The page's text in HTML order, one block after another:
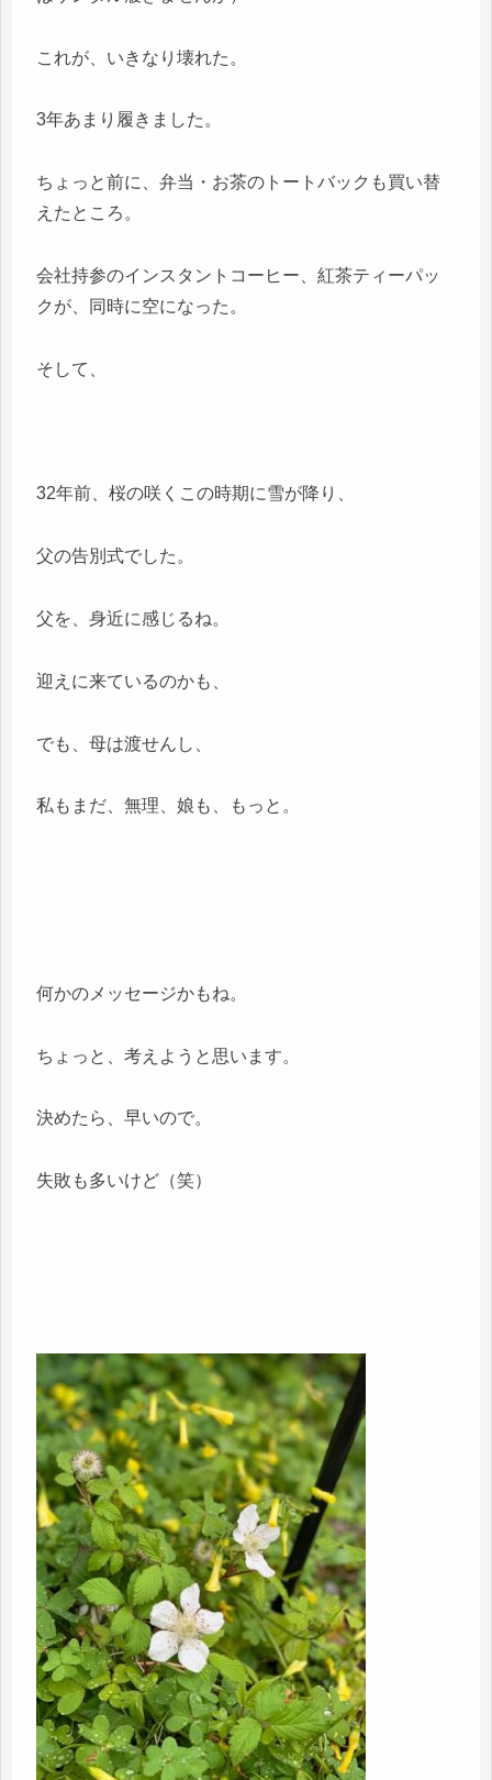
これが、いきなり壊れた。
3年あまり履きました。
ちょっと前に、弁当・お茶のトートバックも買い替
えたところ。
会社持参のインスタントコーヒー、紅茶ティーパッ
クが、同時に空になった。
そして、
32年前、桜の咲くこの時期に雪が降り、
父の告別式でした。
父を、身近に感じるね。
迎えに来ているのかも、
でも、母は渡せんし、
私もまだ、無理、娘も、もっと。
何かのメッセージかもね。
ちょっと、考えようと思います。
決めたら、早いので。
失敗も多いけど（笑）